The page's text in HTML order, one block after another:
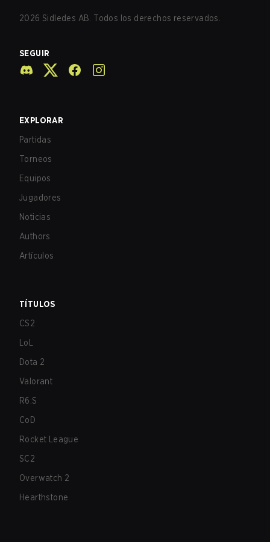
2026 Sidledes AB. Todos los derechos reservados.
SEGUIR
EXPLORAR
Partidas
Torneos
Equipos
Jugadores
Noticias
Authors
Artículos
TÍTULOS
CS2
LoL
Dota 2
Valorant
R6:S
CoD
Rocket League
SC2
Overwatch 2
Hearthstone